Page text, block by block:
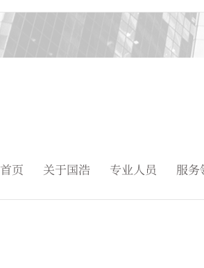
首页 关于国浩 专业人员 服务